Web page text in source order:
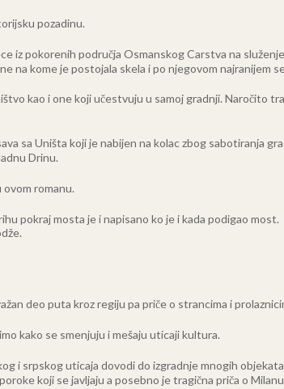
pozadinu.
iz pokorenih područja Osmanskog Carstva na
na kome je postojala skela i po njegovom najranijem
kao i one koji učestvuju u samoj gradnji. Naročito
sa Uništa koji je nabijen na kolac zbog sabotiranja
Drinu.
romanu.
pokraj mosta je i napisano ko je i kada podigao most.
deo puta kroz regiju pa priče o strancima i
kako se smenjuju i mešaju uticaji kultura.
i srpskog uticaja dovodi do izgradnje mnogih
koji se javljaju a posebno je tragična priča o